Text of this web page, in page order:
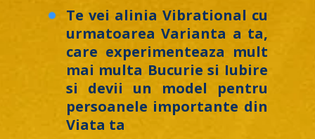
Te vei alinia Vibrational cu
urmatoarea Varianta a ta,
care experimenteaza mult
mai multa Bucurie si Iubire
si devii un model pentru
persoanele importante din
Viata ta